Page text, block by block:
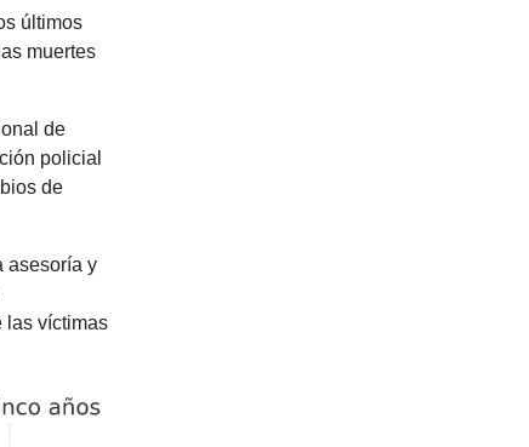
últimos
muertes
de
policial
de
asesoría y
las víctimas